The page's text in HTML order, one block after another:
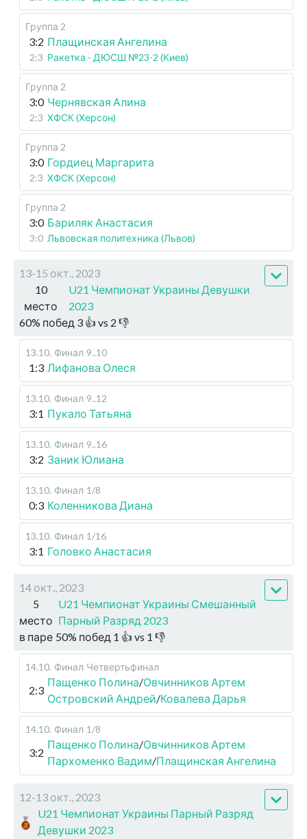
Группа 2
3:2 Плащинская Ангелина
2:3 Ракетка - ДЮСШ №23-2 (Киев)
Группа 2
3:0 Чернявская Алина
2:3 ХФСК (Херсон)
Группа 2
3:0 Гордиец Маргарита
2:3 ХФСК (Херсон)
Группа 2
3:0 Бариляк Анастасия
3:0 Львовская политехника (Львов)
13-15 окт., 2023
10
место
U21 Чемпионат Украины Девушки
2023
60% побед 3 👍 vs 2 👎
13.10. Финал 9..10
1:3 Лифанова Олеся
13.10. Финал 9..12
3:1 Пукало Татьяна
13.10. Финал 9..16
3:2 Заник Юлиана
13.10. Финал 1/8
0:3 Коленникова Диана
13.10. Финал 1/16
3:1 Головко Анастасия
14 окт., 2023
5
место
U21 Чемпионат Украины Смешанный
Парный Разряд 2023
в паре 50% побед 1 👍 vs 1 👎
14.10. Финал Четвертьфинал
2:3
Пащенко Полина/Овчинников Артем
Островский Андрей/Ковалева Дарья
14.10. Финал 1/8
3:2
Пащенко Полина/Овчинников Артем
Пархоменко Вадим/Плащинская Ангелина
12-13 окт., 2023
U21 Чемпионат Украины Парный Разряд
Девушки 2023